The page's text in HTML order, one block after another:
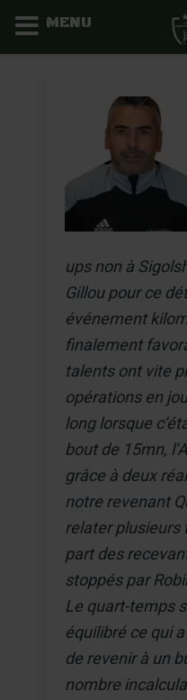
ups non à
Gillou pour ce
événement
finalement
talents ont vite
opérations en
long lorsque
bout de 15mn,
grâce à deux
notre revenant
relater plusieurs
part des
stoppés par
Le quart-temps
équilibré ce qui
de revenir à un
nombre
MENU